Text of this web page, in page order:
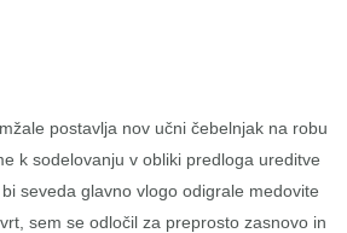
postavlja nov učni čebelnjak na robu
k sodelovanju v obliki predloga ureditve
seveda glavno vlogo odigrale medovite
sem se odločil za preprosto zasnovo in